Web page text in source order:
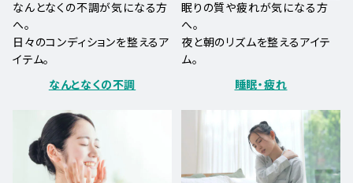
なんとなくの不調が気になる方
へ。
日々のコンディションを整えるア
イテム。
なんとなくの不調
眠りの質や疲れが気になる方
へ。
夜と朝のリズムを整えるアイテ
ム。
睡眠・疲れ